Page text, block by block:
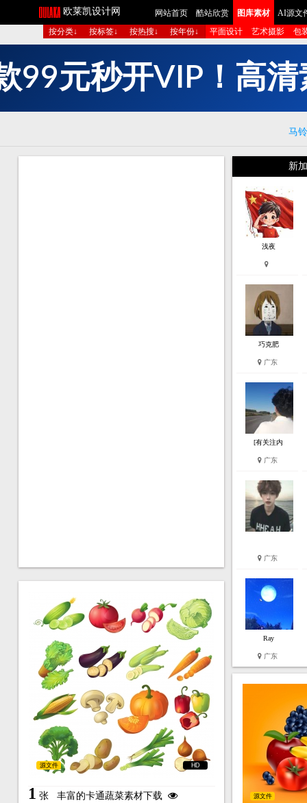
欧莱凯设计网 网站首页 酷站欣赏 图库素材
AI源文
按分类↓
按标签↓ 按热搜↓ 按年份↓ 平面设计 艺术摄影 包
99元秒开V P ！ 高清
马
新
浅夜
巧克肥
广东
[有关注内
广东
广东
Ray
广东
HD
源文件
1 张 丰富的卡通蔬菜素材下载
源文件